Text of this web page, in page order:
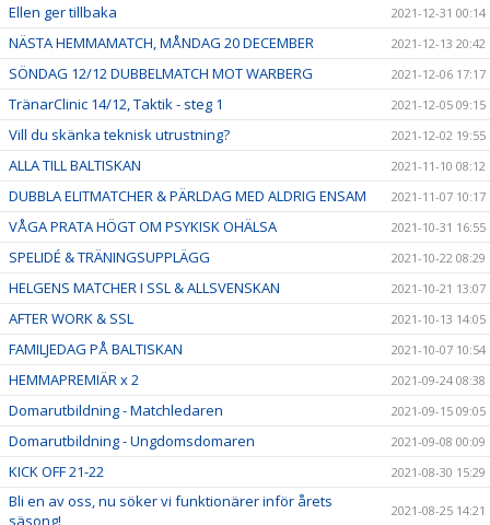
Ellen ger tillbaka 2021-12-31 00:14
NÄSTA HEMMAMATCH, MÅNDAG 20 DECEMBER 2021-12-13 20:42
SÖNDAG 12/12 DUBBELMATCH MOT WARBERG 2021-12-06 17:17
TränarClinic 14/12, Taktik - steg 1 2021-12-05 09:15
Vill du skänka teknisk utrustning? 2021-12-02 19:55
ALLA TILL BALTISKAN 2021-11-10 08:12
DUBBLA ELITMATCHER & PÄRLDAG MED ALDRIG ENSAM 2021-11-07 10:17
VÅGA PRATA HÖGT OM PSYKISK OHÄLSA 2021-10-31 16:55
SPELIDÉ & TRÄNINGSUPPLÄGG 2021-10-22 08:29
HELGENS MATCHER I SSL & ALLSVENSKAN 2021-10-21 13:07
AFTER WORK & SSL 2021-10-13 14:05
FAMILJEDAG PÅ BALTISKAN 2021-10-07 10:54
HEMMAPREMIÄR x 2 2021-09-24 08:38
Domarutbildning - Matchledaren 2021-09-15 09:05
Domarutbildning - Ungdomsdomaren 2021-09-08 00:09
KICK OFF 21-22 2021-08-30 15:29
Bli en av oss, nu söker vi funktionärer inför årets
säsong!
2021-08-25 14:21